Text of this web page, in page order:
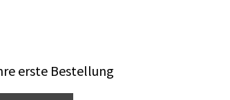
erste Bestellung